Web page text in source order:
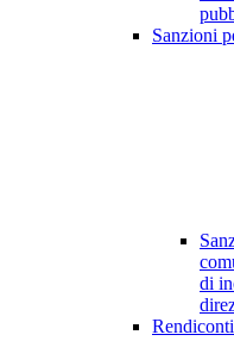
Sanzioni
di